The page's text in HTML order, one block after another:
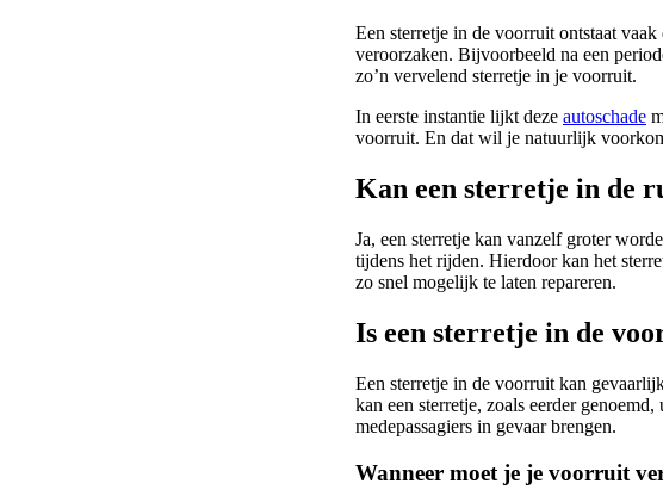
Een sterretje in de voorruit ontstaat
veroorzaken. Bijvoorbeeld na een
zo’n vervelend sterretje in je voorruit.
In eerste instantie lijkt deze autoschade
voorruit. En dat wil je natuurlijk
Kan een sterretje in de
Ja, een sterretje kan vanzelf groter
tijdens het rijden. Hierdoor kan het
zo snel mogelijk te laten repareren.
Is een sterretje in de
Een sterretje in de voorruit kan
kan een sterretje, zoals eerder
medepassagiers in gevaar brengen.
Wanneer moet je je voorruit